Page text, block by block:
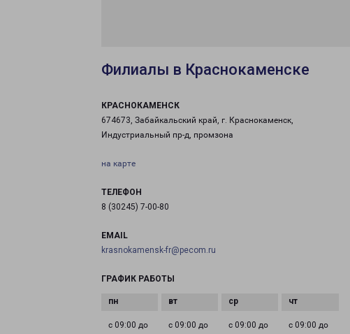
Филиалы в Краснокаменске
КРАСНОКАМЕНСК
674673, Забайкальский край, г. Краснокаменск,
Индустриальный пр-д, промзона
на карте
ТЕЛЕФОН
8 (30245) 7-00-80
EMAIL
krasnokamensk-fr@pecom.ru
ГРАФИК РАБОТЫ
с 09:00 до
с 09:00 до
с 09:00 до
с 09:00 до